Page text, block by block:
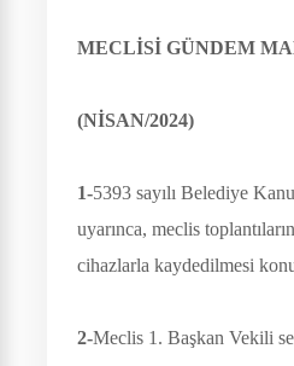
MECLİSİ GÜNDEM
(NİSAN/2024)
1-5393 sayılı Belediye
uyarınca, meclis
cihazlarla kaydedilmesi
2-Meclis 1. Başkan Vekili